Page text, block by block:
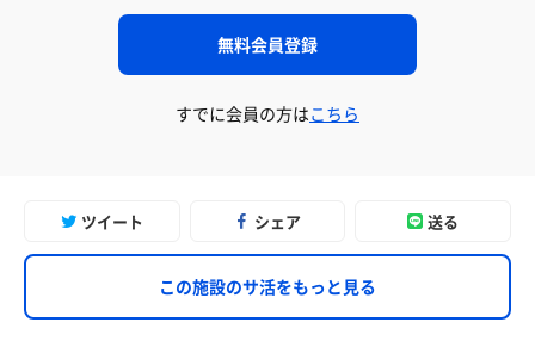
無料会員登録
すでに会員の方はこちら
ツイート シェア 送る
この施設のサ活をもっと見る